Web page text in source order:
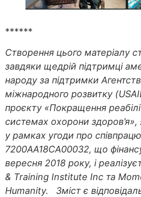
******
Створення цього матеріалу
завдяки щедрій підтримці
народу за підтримки
міжнародного розвитку
проєкту «Покращення
системах охорони здоров’я»,
у рамках угоди про
7200AA18CA00032, що
вересня 2018 року, і
& Training Institute Inc та
Humanity. Зміст є